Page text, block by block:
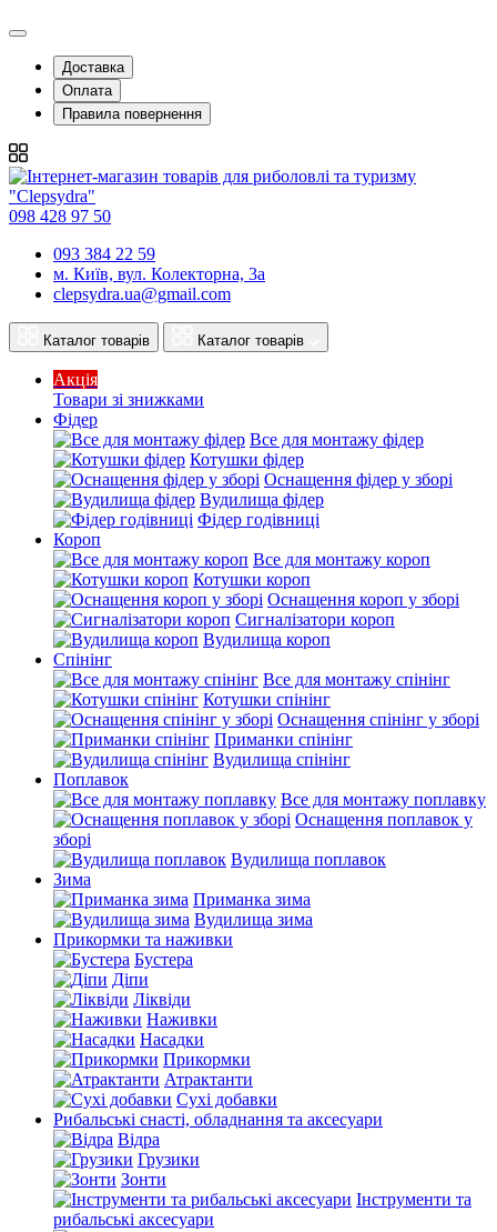
Доставка
Оплата
Правила повернення
098 428 97 50
093 384 22 59
м. Київ, вул. Колекторна, 3а
clepsydra.ua@gmail.com
Каталог товарів Каталог товарів
Акція
Товари зі знижками
Фідер
Все для монтажу фідер
Котушки фідер
Оснащення фідер у зборі
Вудилища фідер
Фідер годівниці
Короп
Все для монтажу короп
Котушки короп
Оснащення короп у зборі
Сигналізатори короп
Вудилища короп
Спінінг
Все для монтажу спінінг
Котушки спінінг
Оснащення спінінг у зборі
Приманки спінінг
Вудилища спінінг
Поплавок
Все для монтажу поплавку
Оснащення поплавок у
зборі
Вудилища поплавок
Зима
Приманка зима
Вудилища зима
Прикормки та наживки
Бустера
Діпи
Ліквіди
Наживки
Насадки
Прикормки
Атрактанти
Сухі добавки
Рибальські снасті, обладнання та аксесуари
Відра
Грузики
Зонти
Інструменти та
рибальські аксесуари